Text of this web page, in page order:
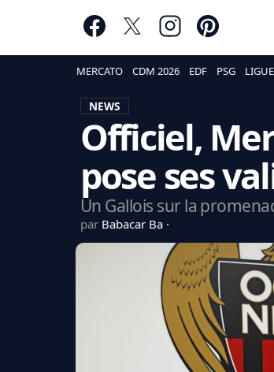
MERCATO CDM 2026 EDF PSG
NEWS
Officiel,
pose ses
Un Gallois sur la
par Babacar Ba